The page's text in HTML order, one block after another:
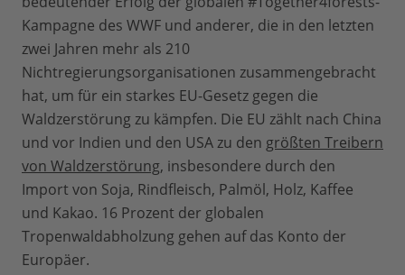
Kampagne des WWF und anderer, die in den letzten
zwei Jahren mehr als 210
Nichtregierungsorganisationen zusammengebracht
hat, um für ein starkes EU-Gesetz gegen die
Waldzerstörung zu kämpfen. Die EU zählt nach China
und vor Indien und den USA zu den größten Treibern
von Waldzerstörung, insbesondere durch den
Import von Soja, Rindfleisch, Palmöl, Holz, Kaffee
und Kakao. 16 Prozent der globalen
Tropenwaldabholzung gehen auf das Konto der
Europäer.